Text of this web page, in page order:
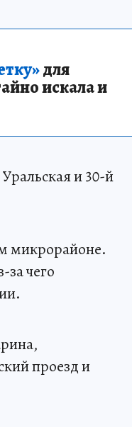
для
искала и
и 30-й
микрорайоне.
чего
проезд и